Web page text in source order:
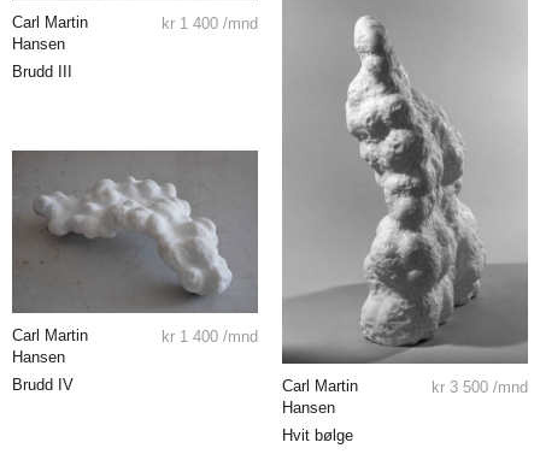
Carl Martin
Hansen
Brudd III
kr 1 400 /mnd
Carl Martin
Hansen
Hvit bølge
kr 3 500 /mnd
Carl Martin
Hansen
Brudd IV
kr 1 400 /mnd